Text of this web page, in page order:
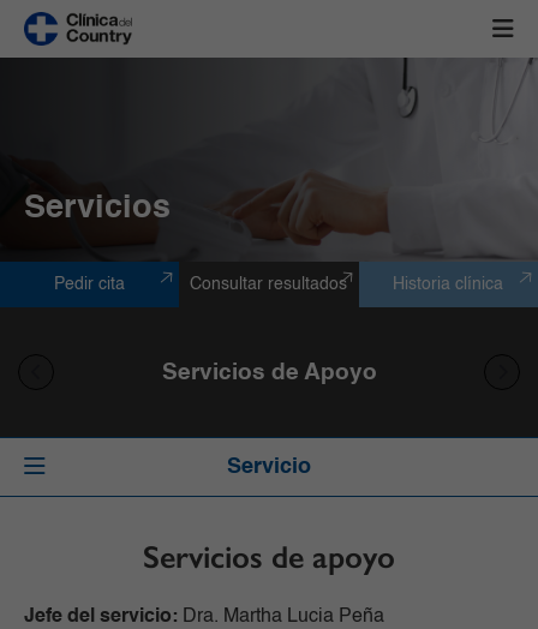
Servicios
Pedir cita Consultar resultados Historia clínica
Servicios de Apoyo
Servicio
Servicios de apoyo
Jefe del servicio: Dra. Martha Lucia Peña